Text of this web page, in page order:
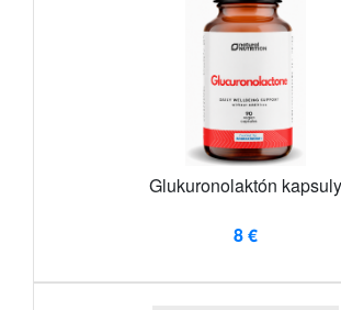
Glukuronolaktón kapsuly
8 €